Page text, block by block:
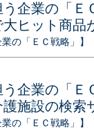
う企業の「
ヒット商品
の「ＥＣ戦略」】
う企業の「
施設の検索
の「ＥＣ戦略」】